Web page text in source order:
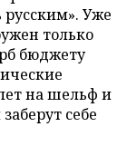
русским». Уже
только
бюджету
на шельф и
себе